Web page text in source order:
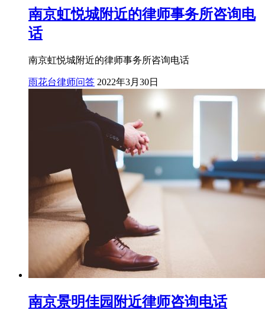
南京虹悦城附近的律师事务所咨询电
话
南京虹悦城附近的律师事务所咨询电话
雨花台律师问答 2022年3月30日
南京景明佳园附近律师咨询电话